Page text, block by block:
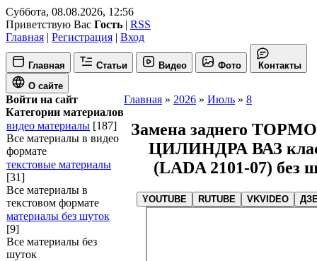
Суббота, 08.08.2026, 12:56
Приветствую Вас Гость | RSS
Главная | Регистрация | Вход
Главная Статьи Видео Фото
Контакты
О сайте
Войти на сайт
Категории материалов
видео материалы [187]
Все материалы в видео
формате
текстовые материалы
[31]
Все материалы в
текстовом формате
материалы без шуток
[9]
Все материалы без
шуток
Главная » 2026 » Июль » 8
Замена заднего
ЦИЛИНДРА ВАЗ
(LADA 2101-07) без
YOUTUBE RUTUBE VKVIDEO